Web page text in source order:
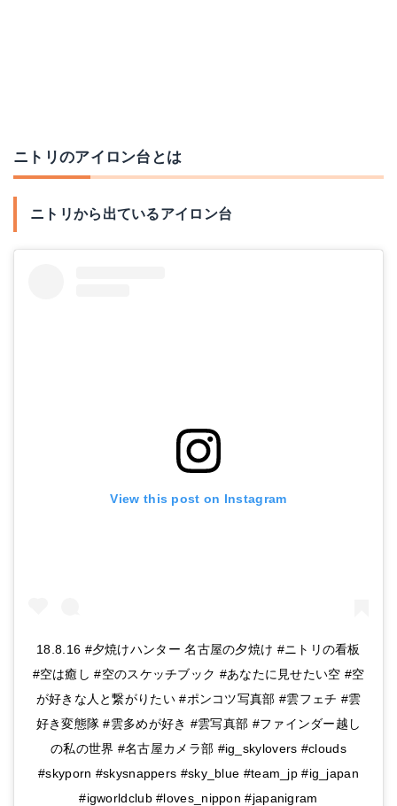
ニトリのアイロン台とは
ニトリから出ているアイロン台
View this post on Instagram
18.8.16 #夕焼けハンター 名古屋の夕焼け #ニトリの看板
#空は癒し #空のスケッチブック #あなたに見せたい空 #空
が好きな人と繋がりたい #ポンコツ写真部 #雲フェチ #雲
好き変態隊 #雲多めが好き #雲写真部 #ファインダー越し
の私の世界 #名古屋カメラ部 #ig_skylovers #clouds
#skyporn #skysnappers #sky_blue #team_jp #ig_japan
#igworldclub #loves_nippon #japanigram